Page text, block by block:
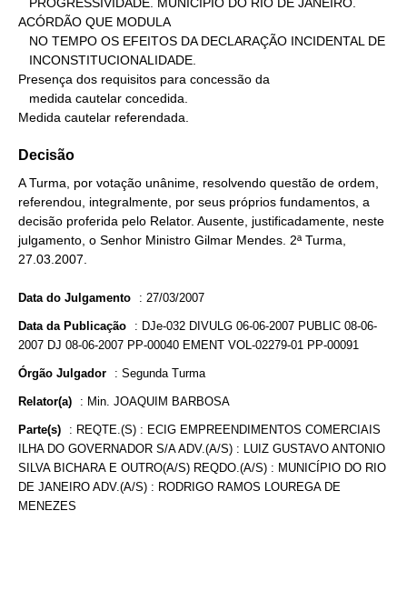
ACÓRDÃO QUE MODULA
Presença dos requisitos para concessão da
Medida cautelar referendada.
Decisão
A Turma, por votação unânime, resolvendo questão de ordem,
referendou, integralmente, por seus próprios fundamentos, a
decisão proferida pelo Relator. Ausente, justificadamente, neste
julgamento, o Senhor Ministro Gilmar Mendes. 2ª Turma,
27.03.2007.
Data do Julgamento : 27/03/2007
Data da Publicação : DJe-032 DIVULG 06-06-2007 PUBLIC 08-06-
2007 DJ 08-06-2007 PP-00040 EMENT VOL-02279-01 PP-00091
Órgão Julgador : Segunda Turma
Relator(a) : Min. JOAQUIM BARBOSA
Parte(s) : REQTE.(S) : ECIG EMPREENDIMENTOS COMERCIAIS
ILHA DO GOVERNADOR S/A ADV.(A/S) : LUIZ GUSTAVO ANTONIO
SILVA BICHARA E OUTRO(A/S) REQDO.(A/S) : MUNICÍPIO DO RIO
DE JANEIRO ADV.(A/S) : RODRIGO RAMOS LOUREGA DE
MENEZES